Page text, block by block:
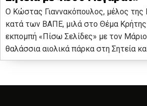
Ο Κώστας Γιαννακόπουλος, μέλος
κατά των ΒΑΠΕ, μιλά στο Θέμα Κρήτης
εκπομπή «Πίσω Σελίδες» με τον Μάριο
θαλάσσια αιολικά πάρκα στη Σητεία